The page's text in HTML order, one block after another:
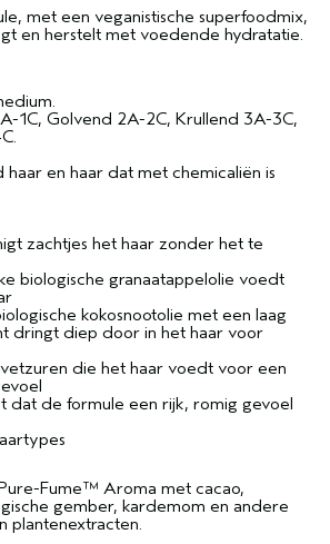
met een veganistische superfoodmix,
en herstelt met voedende hydratatie.
1C, Golvend 2A-2C, Krullend 3A-3C,
en haar dat met chemicaliën is
zachtjes het haar zonder het te
biologische granaatappelolie voedt
kokosnootolie met een laag
dringt diep door in het haar voor
die het haar voedt voor een
dat de formule een rijk, romig gevoel
Fume™ Aroma met cacao,
gember, kardemom en andere
plantenextracten.